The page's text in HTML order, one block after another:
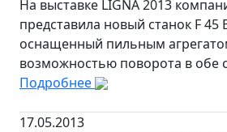
На выставке LIGNA 2013
представила новый станок F 45
оснащенный пильным
возможностью поворота в обе
Подробнее
17.05.2013